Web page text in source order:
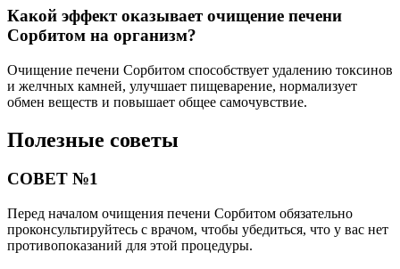
Какой эффект оказывает очищение печени
Сорбитом на организм?
Очищение печени Сорбитом способствует удалению токсинов
и желчных камней, улучшает пищеварение, нормализует
обмен веществ и повышает общее самочувствие.
Полезные советы
СОВЕТ №1
Перед началом очищения печени Сорбитом обязательно
проконсультируйтесь с врачом, чтобы убедиться, что у вас нет
противопоказаний для этой процедуры.